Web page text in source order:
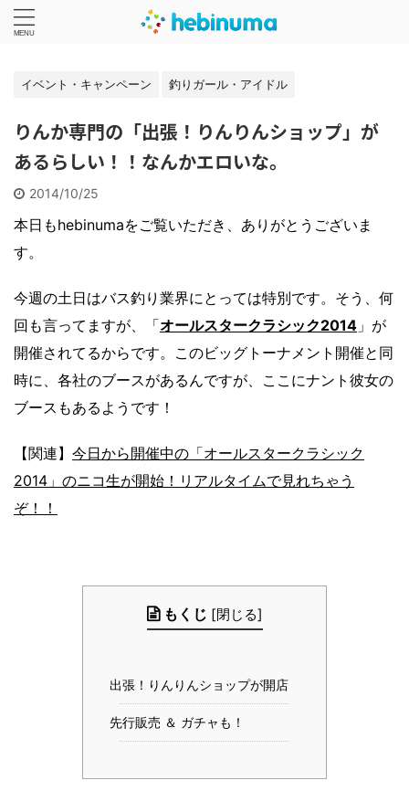
イベント・キャンペーン 釣りガール・アイドル
りんか専門の「出張！りんりんショップ」が
あるらしい！！なんかエロいな。
2014/10/25
本日もhebinumaをご覧いただき、ありがとうございま
す。
今週の土日はバス釣り業界にとっては特別です。そう、何
回も言ってますが、「オールスタークラシック2014 」が
開催されてるからです。このビッグトーナメント開催と同
時に、各社のブースがあるんですが、ここにナント彼女の
ブースもあるようです！
【関連】 今日から開催中の「オールスタークラシック
2014」のニコ生が開始！リアルタイムで見れちゃう
ぞ！！
もくじ [閉じる]
出張！りんりんショップが開店
先行販売 ＆ ガチャも！